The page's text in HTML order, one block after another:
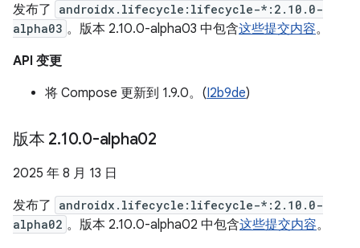
发布了
androidx.lifecycle:lifecycle-*:2.10.0-
alpha03 。版本 2.10.0-alpha03 中包含这些提交内容。
API 变更
将 Compose 更新到 1.9.0。(I2b9de)
版本 2.10.0-alpha02
2025 年 8 月 13 日
发布了
androidx.lifecycle:lifecycle-*:2.10.0-
alpha02 。版本 2.10.0-alpha02 中包含这些提交内容。